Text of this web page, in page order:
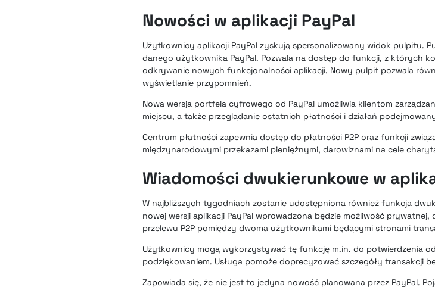
Nowości w aplikacji PayPal
Użytkownicy aplikacji PayPal zyskują spersonalizowany widok pulpitu.
danego użytkownika PayPal. Pozwala na dostęp do funkcji, z których
odkrywanie nowych funkcjonalności aplikacji. Nowy pulpit pozwala
wyświetlanie przypomnień.
Nowa wersja portfela cyfrowego od PayPal umożliwia klientom
miejscu, a także przeglądanie ostatnich płatności i działań
Centrum płatności zapewnia dostęp do płatności P2P oraz funkcji
międzynarodowymi przekazami pieniężnymi, darowiznami na cele
Wiadomości dwukierunkowe w
W najbliższych tygodniach zostanie udostępniona również funkcja
nowej wersji aplikacji PayPal wprowadzona będzie możliwość
przelewu P2P pomiędzy dwoma użytkownikami będącymi stronami
Użytkownicy mogą wykorzystywać tę funkcję m.in. do potwierdzenia
podziękowaniem. Usługa pomoże doprecyzować szczegóły transakcji
Zapowiada się, że nie jest to jedyna nowość planowana przez PayPal.